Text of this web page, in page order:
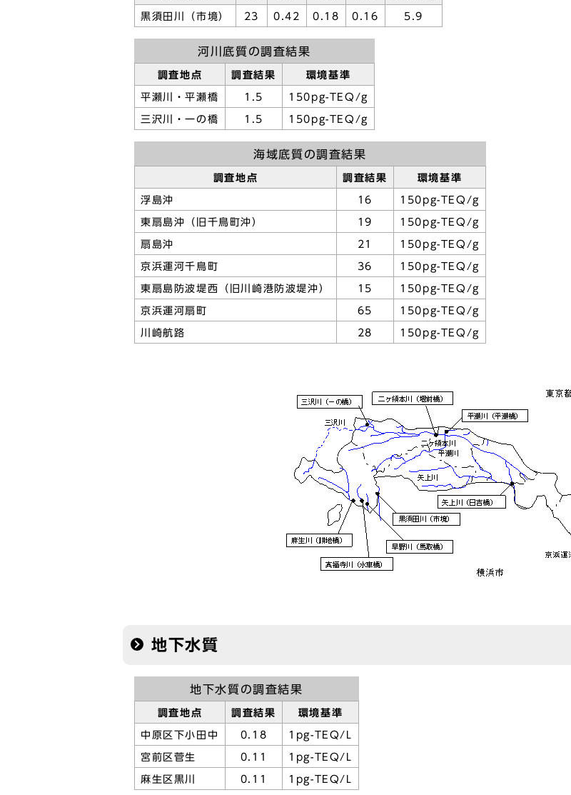
黒須田川（市境） 23 0.42 0.18 0.16 5.9
河川底質の調査結果
調査地点 調査結果 環境基準
平瀬川・平瀬橋 1.5 150pg-TEQ/g
三沢川・一の橋 1.5 150pg-TEQ/g
海域底質の調査結果
調査地点 調査結果 環境基準
浮島沖 16 150pg-TEQ/g
東扇島沖（旧千鳥町沖） 19 150pg-TEQ/g
扇島沖 21 150pg-TEQ/g
京浜運河千鳥町 36 150pg-TEQ/g
東扇島防波堤西（旧川崎港防波堤沖） 15 150pg-TEQ/g
京浜運河扇町 65 150pg-TEQ/g
川崎航路 28 150pg-TEQ/g
地下水質
地下水質の調査結果
調査地点 調査結果 環境基準
中原区下小田中 0.18 1pg-TEQ/L
宮前区菅生 0.11 1pg-TEQ/L
麻生区黒川 0.11 1pg-TEQ/L